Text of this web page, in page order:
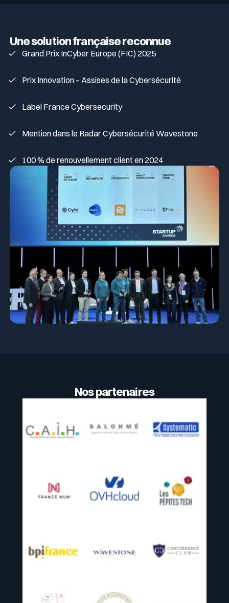
Une solution française reconnue
Grand Prix InCyber Europe (FIC) 2025
Prix Innovation – Assises de la Cybersécurité
Label France Cybersecurity
Mention dans le Radar Cybersécurité Wavestone
100 % de renouvellement client en 2024
Nos partenaires